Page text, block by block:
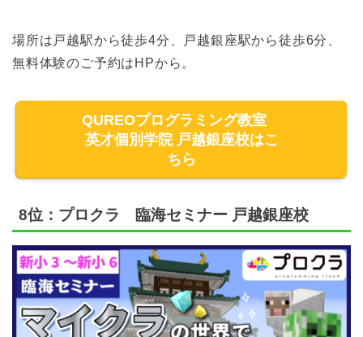
場所は戸越駅から徒歩4分、戸越銀座駅から徒歩6分、
無料体験のご予約はHPから。
QUREOプログラミング教室
英才個別学院 戸越銀座校はこ
ちら
8位：プロクラ 臨海セミナー 戸越銀座校